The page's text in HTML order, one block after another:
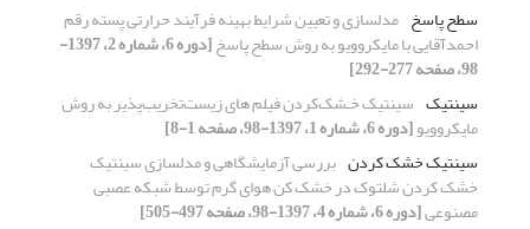
سطح پاسخ مدلسازی و تعیین شرایط بهینه فرآیند حرارتی پسته رقم
احمدآقایی با مایکروویو به روش سطح پاسخ [دوره 6، شماره 2، 1397-
98، صفحه 277-292]
سینتیک سینتیک خـشک‌کردن فیلم های زیست‌تخریب‌پذیر به روش
مایکروویو[دوره 6، شماره 1، 1397-98، صفحه 1-8]
سینتیک خشک کردن بررسی آزمایشگاهی و مدلسازی سینتیک
خشک کردن شلتوک در خشک کن هوای گرم توسط شبکه عصبی
مصنوعی[دوره 6، شماره 4، 1397-98، صفحه 497-505]